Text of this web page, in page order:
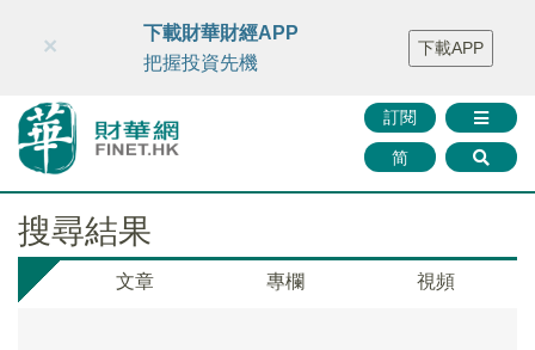
財華智庫網 FINTV FINMETA 財華證券 媒體矩陣
智庫沙龍
聯絡我們
訂閱
简
×
下載財華財經APP
把握投資先機
下載APP
搜尋結果
文章 專欄 視頻